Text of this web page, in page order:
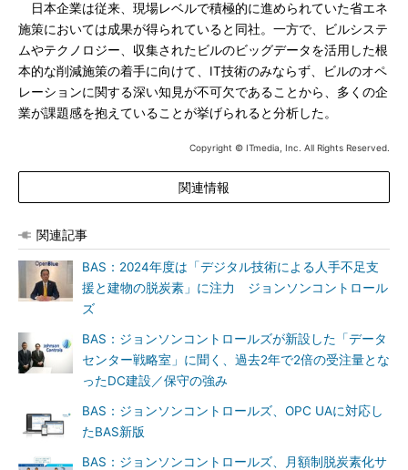
日本企業は従来、現場レベルで積極的に進められていた省エネ
施策においては成果が得られていると同社。一方で、ビルシステ
ムやテクノロジー、収集されたビルのビッグデータを活用した根
本的な削減施策の着手に向けて、IT技術のみならず、ビルのオペ
レーションに関する深い知見が不可欠であることから、多くの企
業が課題感を抱えていることが挙げられると分析した。
Copyright © ITmedia, Inc. All Rights Reserved.
関連情報
関連記事
BAS：2024年度は「デジタル技術による人手不足支
援と建物の脱炭素」に注力 ジョンソンコントロール
ズ
BAS：ジョンソンコントロールズが新設した「データ
センター戦略室」に聞く、過去2年で2倍の受注量とな
ったDC建設／保守の強み
BAS：ジョンソンコントロールズ、OPC UAに対応し
たBAS新版
BAS：ジョンソンコントロールズ、月額制脱炭素化サ